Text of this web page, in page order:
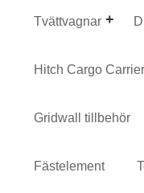
Tvättvagnar
Hitch Cargo
Gridwall tillbehör
Fästelement